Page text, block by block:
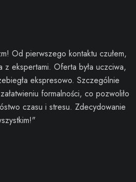
Od pierwszego kontaktu czułem,
z ekspertami. Oferta była uczciwa,
ekspresowo. Szczególnie
formalności, co pozwoliło
czasu i stresu. Zdecydowanie